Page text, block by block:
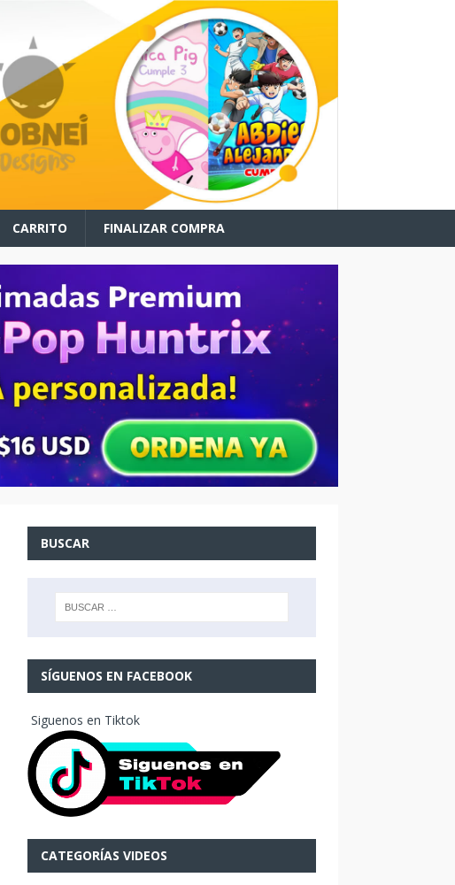
CARRITO FINALIZAR COMPRA
BUSCAR
SÍGUENOS EN FACEBOOK
Siguenos en Tiktok
CATEGORÍAS VIDEOS